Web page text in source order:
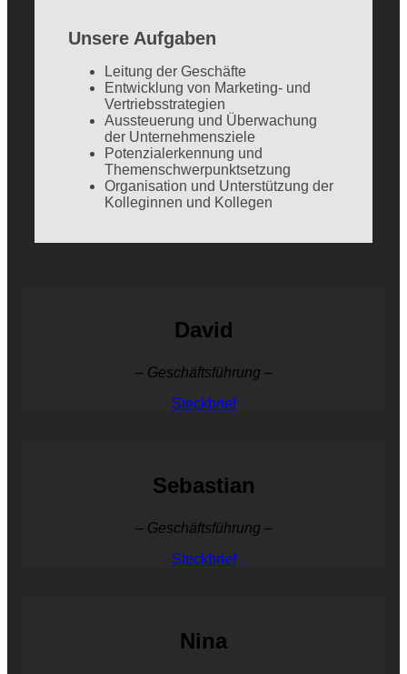
Unsere Aufgaben
Leitung der Geschäfte
Entwicklung von Marketing- und
Vertriebsstrategien
Aussteuerung und Überwachung
der Unternehmensziele
Potenzialerkennung und
Themenschwerpunktsetzung
Organisation und Unterstützung der
Kolleginnen und Kollegen
David
– Geschäftsführung –
Steckbrief
Sebastian
– Geschäftsführung –
Steckbrief
Nina